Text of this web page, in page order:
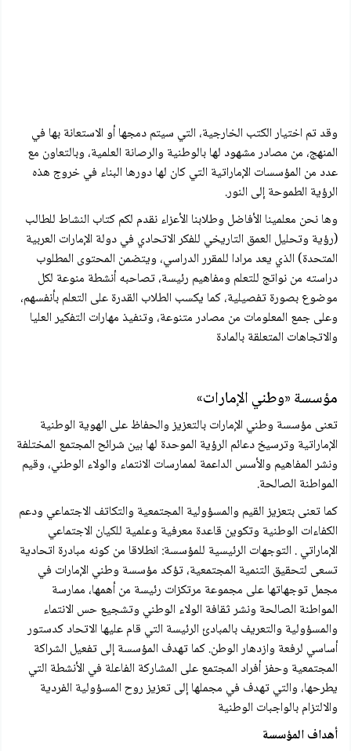
وقد تم اختيار الكتب الخارجية، التي سيتم دمجها أو الاستعانة بها في
المنهج، من مصادر مشهود لها بالوطنية والرصانة العلمية، وبالتعاون مع
عدد من المؤسسات الإماراتية التي كان لها دورها البناء في خروج هذه
الرؤية الطموحة إلى النور.
وها نحن معلمينا الأفاضل وطلابنا الأعزاء نقدم لكم كتاب النشاط للطالب
(رؤية وتحليل العمق التاريخي للفكر الاتحادي في دولة الإمارات العربية
المتحدة) الذي يعد مرادا للمقرر الدراسي، ويتضمن المحتوى المطلوب
دراسته من نواتج للتعلم ومفاهيم رئيسة، تصاحبه أنشطة منوعة لكل
موضوع بصورة تفصيلية، كما يكسب الطلاب القدرة على التعلم بأنفسهم،
وعلى جمع المعلومات من مصادر متنوعة، وتنفيذ مهارات التفكير العليا
والاتجاهات المتعلقة بالمادة
مؤسسة «وطني الإمارات»
تعنى مؤسسة وطني الإمارات بالتعزيز والحفاظ على الهوية الوطنية
الإماراتية وترسيخ دعائم الرؤية الموحدة لها بين شرائح المجتمع المختلفة
ونشر المفاهيم والأسس الداعمة لممارسات الانتماء والولاء الوطني، وقيم
المواطنة الصالحة.
كما تعنى بتعزيز القيم والمسؤولية المجتمعية والتكاتف الاجتماعي ودعم
الكفاءات الوطنية وتكوين قاعدة معرفية وعلمية للكيان الاجتماعي
الإماراتي . التوجهات الرئيسية للمؤسسة: انطلاقا من كونه مبادرة اتحادية
تسعى لتحقيق التنمية المجتمعية، تؤكد مؤسسة وطني الإمارات في
مجمل توجهاتها على مجموعة مرتكزات رئيسة من أهمها، ممارسة
المواطنة الصالحة ونشر ثقافة الولاء الوطني وتشجيع حس الانتماء
والمسؤولية والتعريف بالمبادئ الرئيسة التي قام عليها الاتحاد کدستور
أساسي لرفعة وازدهار الوطن. كما تهدف المؤسسة إلى تفعيل الشراكة
المجتمعية وحفز أفراد المجتمع على المشاركة الفاعلة في الأنشطة التي
يطرحها، والتي تهدف في مجملها إلى تعزيز روح المسؤولية الفردية
والالتزام بالواجبات الوطنية
أهداف المؤسسة